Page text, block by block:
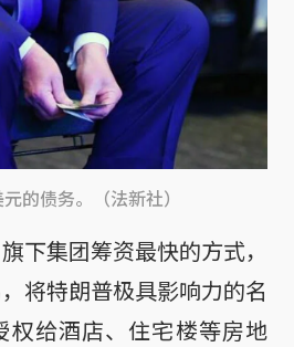
的债务。（法新社）
下集团筹资最快的方式，
将特朗普极具影响力的名
给酒店、住宅楼等房地